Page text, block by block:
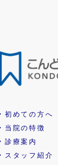
初めての方へ
当院の特徴
診療案内
スタッフ紹介